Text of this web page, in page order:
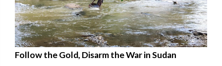
Follow the Gold, Disarm the War in Sudan